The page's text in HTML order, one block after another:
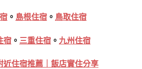
。 島根住宿 。 鳥取住宿
宿 。 三重住宿 。 九州住宿
近住宿推薦｜飯店實住分享